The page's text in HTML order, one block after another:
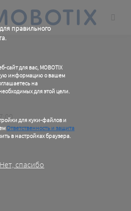
правильного
сайт для вас, MOBOTIX
информацию о вашем
на
для этой цели.
для куки-файлов и
Ответственность и защита
в настройках браузера.
Нет, спасибо